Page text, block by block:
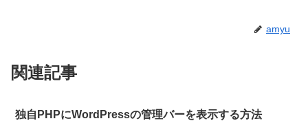
amyu
関連記事
独自PHPにWordPressの管理バーを表示する方法